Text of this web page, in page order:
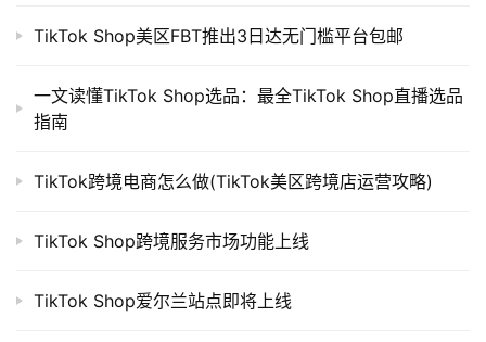
TikTok Shop美区FBT推出3日达无门槛平台包邮
一文读懂TikTok Shop选品：最全TikTok Shop直播选品
指南
TikTok跨境电商怎么做(TikTok美区跨境店运营攻略)
TikTok Shop跨境服务市场功能上线
TikTok Shop爱尔兰站点即将上线